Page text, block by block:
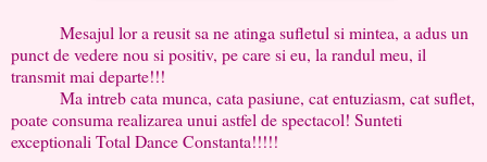
Mesajul lor a reusit sa ne atinga sufletul si mintea, a adus un
punct de vedere nou si positiv, pe care si eu, la randul meu, il
transmit mai departe!!!
Ma intreb cata munca, cata pasiune, cat entuziasm, cat suflet,
poate consuma realizarea unui astfel de spectacol! Sunteti
exceptionali Total Dance Constanta!!!!!